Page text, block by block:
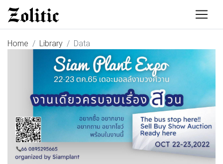
Home Library Data